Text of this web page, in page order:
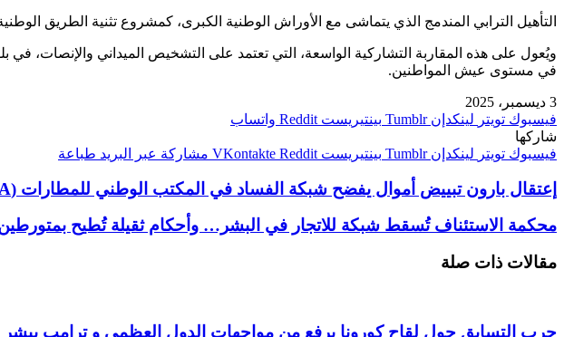
التأهيل الترابي المندمج الذي يتماشى مع الأوراش الوطنية الكبرى، كمشروع تثنية الطريق الوطنية
ويُعول على هذه المقاربة التشاركية الواسعة، التي تعتمد على التشخيص الميداني والإنصات، في
في مستوى عيش المواطنين.
3 ديسمبر، 2025
فيسبوك تويتر لينكدإن بينتيريست
واتساب
شاركها
فيسبوك تويتر لينكدإن بينتيريست مشاركة عبر البريد طباعة
إعتقال بارون تبييض أموال يفضح شبكة الفساد في المكتب الوطني للمطارات (ONDA) والفرقة الوطنية تحقق مع مدراء سابقون
محكمة الاستئناف تُسقط شبكة للاتجار في البشر… وأحكام ثقيلة تُطيح
مقالات ذات صلة
حرب التسابق حول لقاح كورونا يرفع من مواجهات الدول العظمى و ترامب يبشر